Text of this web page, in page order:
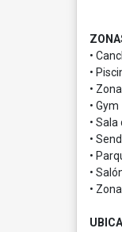
•
•
•
• Gym
•
•
•
•
•